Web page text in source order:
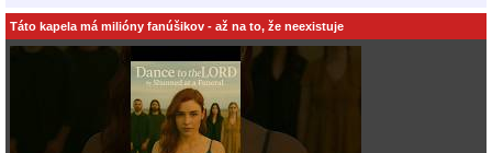
Táto kapela má milióny fanúšikov - až na to, že neexistuje